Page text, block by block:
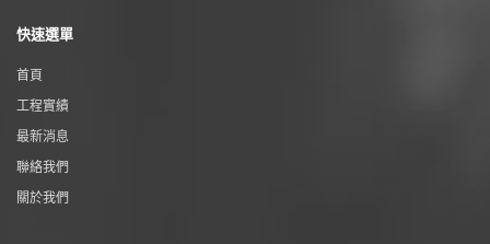
快速選單
首頁
工程實績
最新消息
聯絡我們
關於我們